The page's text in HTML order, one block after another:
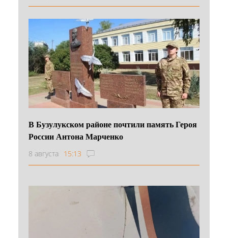
В Бузулукском районе почтили память Героя
России Антона Марченко
8 августа 15:13